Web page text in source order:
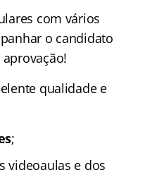
com vários
o candidato
qualidade e
;
videoaulas e dos